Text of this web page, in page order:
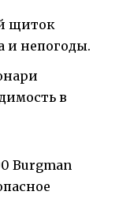
щиток
и непогоды.
в
Burgman